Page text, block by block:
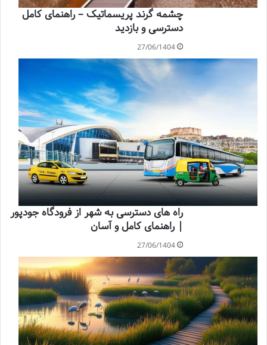
چشمه گرند پریسماتیک – راهنمای کامل
دسترسی و بازدید
27/06/1404
راه های دسترسی به شهر از فرودگاه جودپور
| راهنمای کامل و آسان
27/06/1404